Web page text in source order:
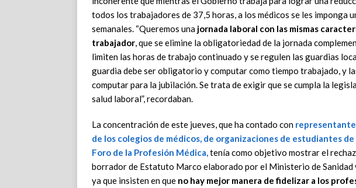
todos los trabajadores de 37,5 horas, a los médicos se les imponga
semanales. “Queremos una jornada laboral con las mismas
trabajador, que se elimine la obligatoriedad de la jornada
limiten las horas de trabajo continuado y se regulen las guardias
guardia debe ser obligatorio y computar como tiempo trabajado, y
computar para la jubilación. Se trata de exigir que se cumpla la
salud laboral”, recordaban.
La concentración de este jueves, que ha contado con
de los colegios de médicos, de organizaciones de estudiantes
Foro de la Profesión Médica,tenía como objetivo mostrar el
borrador de Estatuto Marco elaborado por el Ministerio de Sanidad
ya que insisten en que no hay mejor manera de fidelizar a los